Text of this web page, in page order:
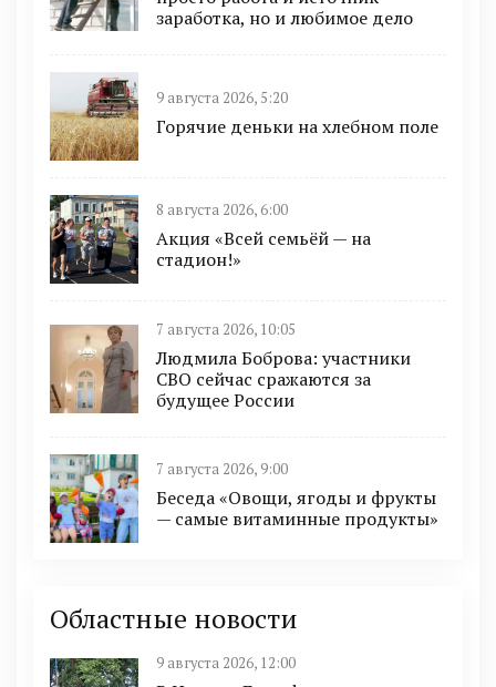
заработка, но и любимое дело
9 августа 2026, 5:20
Горячие деньки на хлебном поле
8 августа 2026, 6:00
Акция «Всей семьёй — на
стадион!»
7 августа 2026, 10:05
Людмила Боброва: участники
СВО сейчас сражаются за
будущее России
7 августа 2026, 9:00
Беседа «Овощи, ягоды и фрукты
— самые витаминные продукты»
Областные новости
9 августа 2026, 12:00